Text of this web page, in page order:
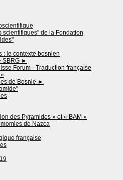
scientifiques" de la Fondation
: le contexte bosnien
SBRG ►
Forum - Traduction française
de Bosnie ►
des Pyramides » et « BAM »
de Nazca
française